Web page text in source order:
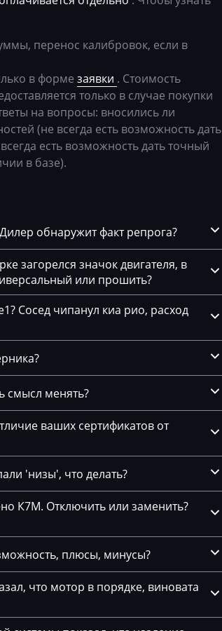
перенос калибровок, если в
в форме заявки . Стоимость
только в случае покупки
на вопросы: вносились ли
(не всегда есть возможность дать
есть возможность дать точный
в базе).
обнаружит факт репрога?
загорелся значок двигателя, в
или прошить?
Сосед чипанул киа рио, расход
смысл менять?
ваших сертификатов от
'низы', что делать?
К7М. Отключить или заменить?
плюсы, минусы?
что мотор в порядке, виновата